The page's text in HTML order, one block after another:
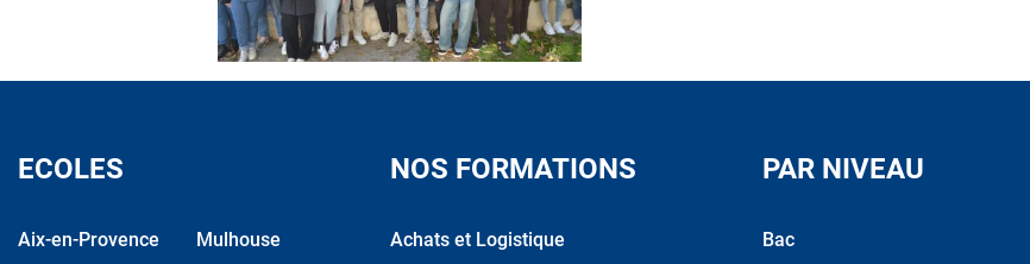
ECOLES
Aix-en-Provence
Mulhouse
NOS FORMATIONS
Achats et Logistique
PAR NIVEAU
Bac